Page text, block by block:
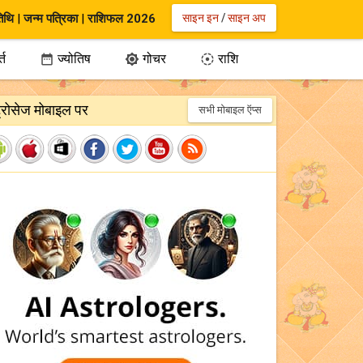
|जन्म पत्रिका|राशिफल 2026 साइन इन/साइन अप
 ज्योतिष  गोचर  राशि
मोबाइल पर सभी मोबाइल ऍप्स